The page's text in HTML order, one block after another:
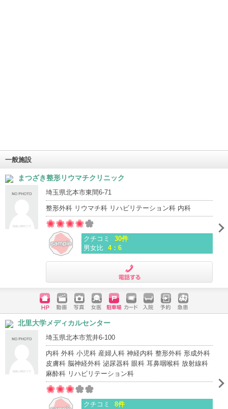
一般施設
まつざき整形リウマチクリニック
埼玉県北本市東間6-71
整形外科 リウマチ科 リハビリテーション科 内科
クチコミ
30件
男女比 4：6
ホームペ
ージ
動画 写真 女医 駐車場
クレジッ
入院 予約 急患
北里大学メディカルセンター
埼玉県北本市荒井6-100
内科 外科 小児科 産婦人科 神経内科 整形外科 形成外科
皮膚科 脳神経外科 泌尿器科 眼科 耳鼻咽喉科 放射線科
麻酔科 リハビリテーション科
クチコミ
8件